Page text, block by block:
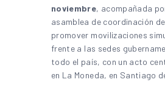
noviembre, acompañada
asamblea de coordinación
promover movilizaciones
frente a las sedes
todo el país, con un acto
en La Moneda, en Santiago